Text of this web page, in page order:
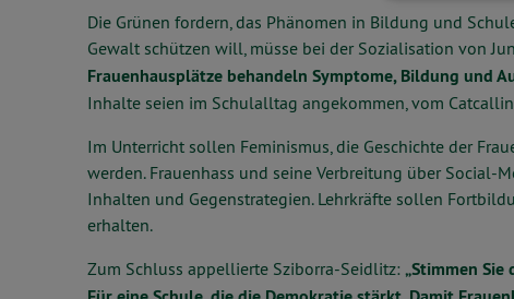
Die Grünen fordern, das Phänomen in Bildung und
Gewalt schützen will, müsse bei der Sozialisation von
Frauenhausplätze behandeln Symptome, Bildung und
Inhalte seien im Schulalltag angekommen, vom
Im Unterricht sollen Feminismus, die Geschichte der
werden. Frauenhass und seine Verbreitung über
Inhalten und Gegenstrategien. Lehrkräfte sollen
erhalten.
Zum Schluss appellierte Sziborra-Seidlitz: „Stimmen Sie